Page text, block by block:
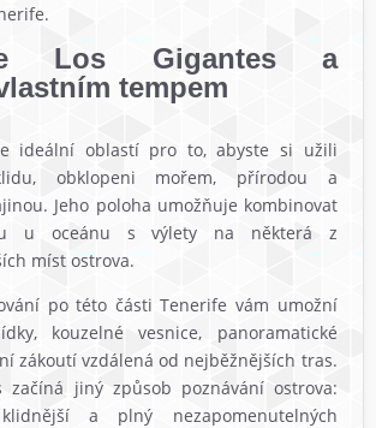
Los Gigantes a
tempem
ideální oblastí pro to, abyste si užili
obklopeni mořem, přírodou a
Jeho poloha umožňuje kombinovat
u oceánu s výlety na některá z
míst ostrova.
po této části Tenerife vám umožní
kouzelné vesnice, panoramatické
zákoutí vzdálená od nejběžnějších tras.
začíná jiný způsob poznávání ostrova:
a plný nezapomenutelných